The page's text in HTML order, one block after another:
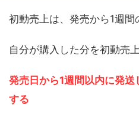
初動売上は、発売から1週間
自分が購入した分を初動売
発売日から1週間以内に発
する